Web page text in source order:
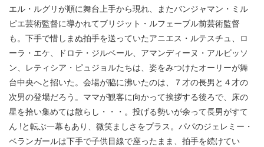
エル・ルグリが順に舞台上手から現れ、またバンジャマン・ミル
ピエ芸術監督に導かれてブリジット・ルフェーブル前芸術監督
も。下手で惜しまぬ拍手を送っていたアニエス・ルテスチュ、ロ
ーラ・エケ、ドロテ・ジルベール、アマンディーヌ・アルビッソ
ン、レティシア・ピュジョルたちは、姿をみつけたオーリーが舞
台中央へと招いた。会場が脇に沸いたのは、７才の長男と４才の
次男の登場だろう。ママが観客に向かって挨拶する後ろで、床の
星を拾い集めては散らし・・・。投げる勢いが余って長男がすて
ん !と転ぶ一幕もあり、微笑ましさをプラス。パパのジェレミー・
ベランガールは下手で子供目線で座ったまま、拍手を続けてい